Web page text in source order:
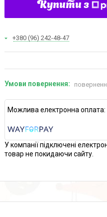
Купити з
+380 (96) 242-48-47
У компанії підключені
товар не покидаючи сайту.